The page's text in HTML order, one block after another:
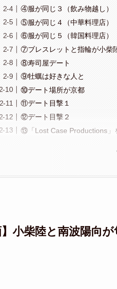
④服が同じ３（飲み物越し）
⑤服が同じ４（中華料理店）
⑥服が同じ５（韓国料理店）
⑦ブレスレットと指輪が小柴
⑧寿司屋デート
⑨牡蠣は好きな人と
⑩デート場所が京都
⑪デート目撃１
⑫デート目撃２
⑬「Lost Case Productions」
】小柴陸と南波陽向